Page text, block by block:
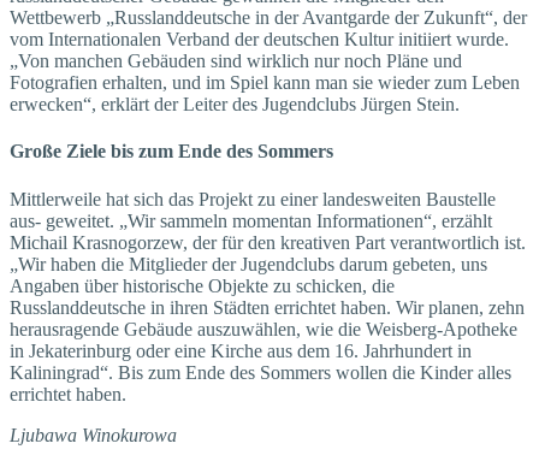
Wettbewerb „Russlanddeutsche in der Avantgarde der Zukunft“, der
vom Internationalen Verband der deutschen Kultur initiiert wurde.
„Von manchen Gebäuden sind wirklich nur noch Pläne und
Fotografien erhalten, und im Spiel kann man sie wieder zum Leben
erwecken“, erklärt der Leiter des Jugendclubs Jürgen Stein.
Große Ziele bis zum Ende des Sommers
Mittlerweile hat sich das Projekt zu einer landesweiten Baustelle
aus- geweitet. „Wir sammeln momentan Informationen“, erzählt
Michail Krasnogorzew, der für den kreativen Part verantwortlich ist.
„Wir haben die Mitglieder der Jugendclubs darum gebeten, uns
Angaben über historische Objekte zu schicken, die
Russlanddeutsche in ihren Städten errichtet haben. Wir planen, zehn
herausragende Gebäude auszuwählen, wie die Weisberg-Apotheke
in Jekaterinburg oder eine Kirche aus dem 16. Jahrhundert in
Kaliningrad“. Bis zum Ende des Sommers wollen die Kinder alles
errichtet haben.
Ljubawa Winokurowa